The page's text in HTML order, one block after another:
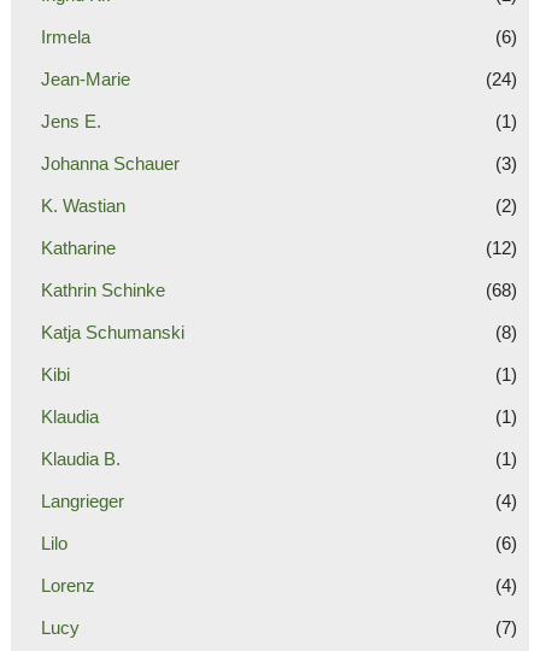
Irmela (6)
Jean-Marie (24)
Jens E. (1)
Johanna Schauer (3)
K. Wastian (2)
Katharine (12)
Kathrin Schinke (68)
Katja Schumanski (8)
Kibi (1)
Klaudia (1)
Klaudia B. (1)
Langrieger (4)
Lilo (6)
Lorenz (4)
Lucy (7)